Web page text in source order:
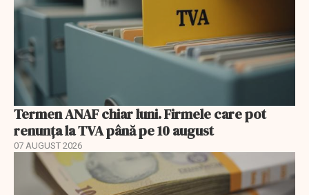
Termen ANAF chiar luni. Firmele care pot
renunța la TVA până pe 10 august
07 AUGUST 2026